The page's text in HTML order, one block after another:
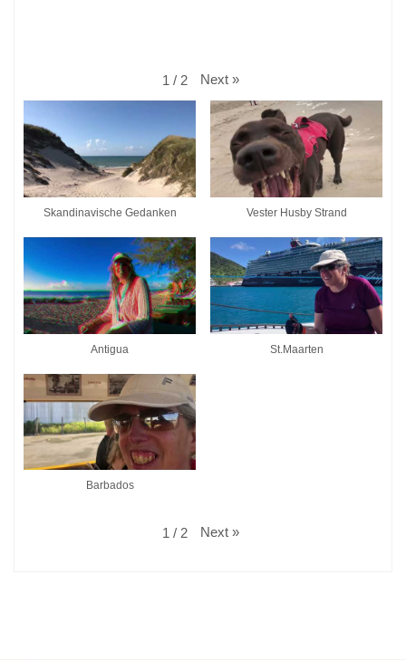
1 / 2 Next »
Skandinavische Gedanken Vester Husby Strand
Antigua St.Maarten
Barbados
1 / 2 Next »